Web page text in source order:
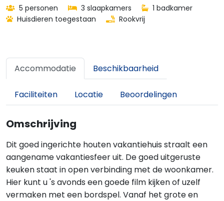
5 personen 3 slaapkamers
1 badkamer
Huisdieren toegestaan
Rookvrij
Accommodatie Beschikbaarheid
Faciliteiten Locatie Beoordelingen
Omschrijving
Dit goed ingerichte houten vakantiehuis straalt een
aangename vakantiesfeer uit. De goed uitgeruste
keuken staat in open verbinding met de woonkamer.
Hier kunt u 's avonds een goede film kijken of uzelf
vermaken met een bordspel. Vanaf het grote en